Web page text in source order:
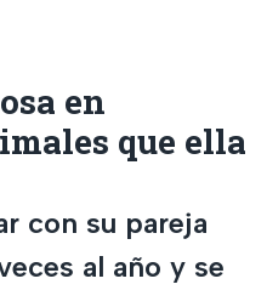
en
que ella
con su pareja
al año y se